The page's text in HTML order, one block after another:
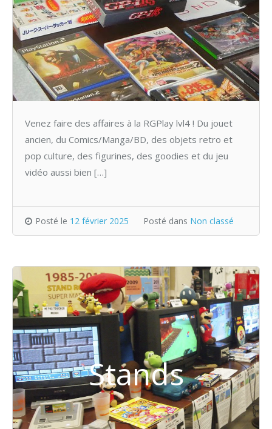
Venez faire des affaires à la RGPlay lvl4 ! Du jouet
ancien, du Comics/Manga/BD, des objets retro et
pop culture, des figurines, des goodies et du jeu
vidéo aussi bien […]
Posté le 12 février 2025 Posté dans Non classé
Stands